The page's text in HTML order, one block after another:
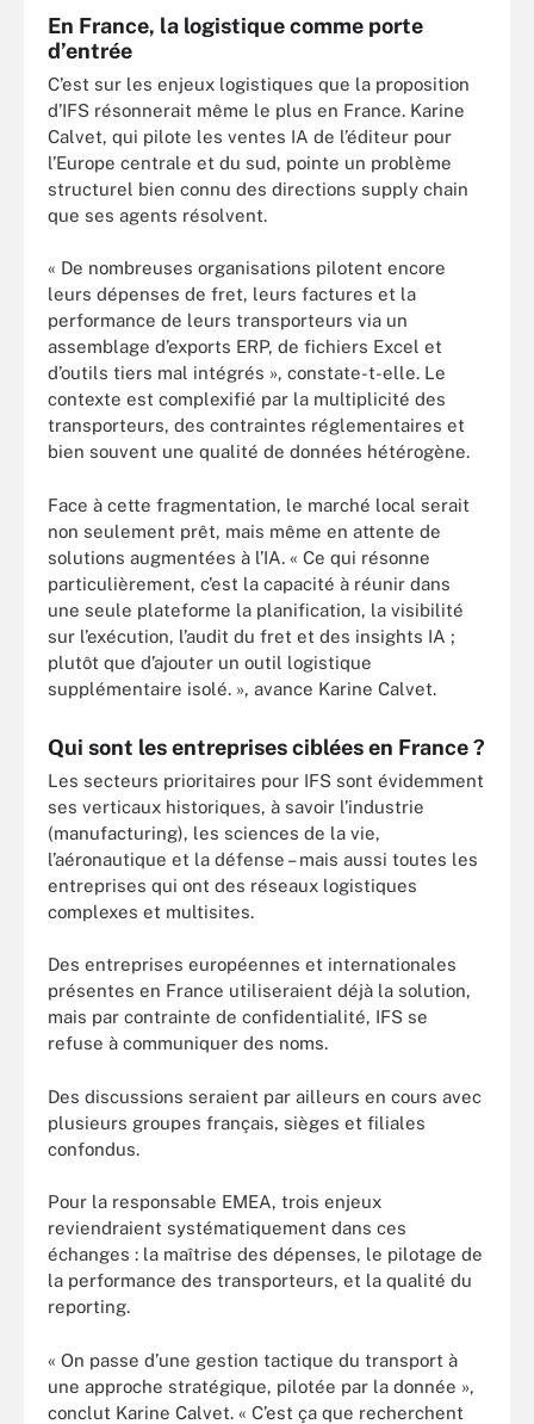
En France, la logistique comme porte
d’entrée
C’est sur les enjeux logistiques que la proposition
d’IFS résonnerait même le plus en France. Karine
Calvet, qui pilote les ventes IA de l’éditeur pour
l’Europe centrale et du sud, pointe un problème
structurel bien connu des directions supply chain
que ses agents résolvent.
« De nombreuses organisations pilotent encore
leurs dépenses de fret, leurs factures et la
performance de leurs transporteurs via un
assemblage d’exports ERP, de fichiers Excel et
d’outils tiers mal intégrés », constate-t-elle. Le
contexte est complexifié par la multiplicité des
transporteurs, des contraintes réglementaires et
bien souvent une qualité de données hétérogène.
Face à cette fragmentation, le marché local serait
non seulement prêt, mais même en attente de
solutions augmentées à l’IA. « Ce qui résonne
particulièrement, c’est la capacité à réunir dans
une seule plateforme la planification, la visibilité
sur l’exécution, l’audit du fret et des insights IA ;
plutôt que d’ajouter un outil logistique
supplémentaire isolé. », avance Karine Calvet.
Qui sont les entreprises ciblées en France ?
Les secteurs prioritaires pour IFS sont évidemment
ses verticaux historiques, à savoir l’industrie
(manufacturing), les sciences de la vie,
l’aéronautique et la défense – mais aussi toutes les
entreprises qui ont des réseaux logistiques
complexes et multisites.
Des entreprises européennes et internationales
présentes en France utiliseraient déjà la solution,
mais par contrainte de confidentialité, IFS se
refuse à communiquer des noms.
Des discussions seraient par ailleurs en cours avec
plusieurs groupes français, sièges et filiales
confondus.
Pour la responsable EMEA, trois enjeux
reviendraient systématiquement dans ces
échanges : la maîtrise des dépenses, le pilotage de
la performance des transporteurs, et la qualité du
reporting.
« On passe d’une gestion tactique du transport à
une approche stratégique, pilotée par la donnée »,
conclut Karine Calvet. « C’est ça que recherchent